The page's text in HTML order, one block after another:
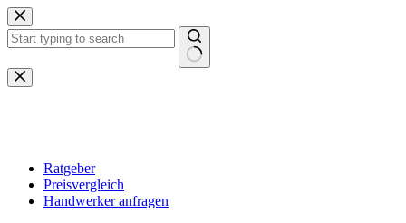
Zum
Inhalt
springen
Keine
Ergebnisse
Ratgeber
Preisvergleich
Handwerker anfragen